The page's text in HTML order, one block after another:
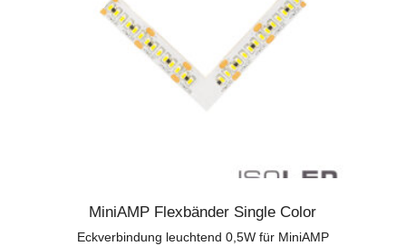
MiniAMP Flexbänder Single Color
Eckverbindung leuchtend 0,5W für MiniAMP